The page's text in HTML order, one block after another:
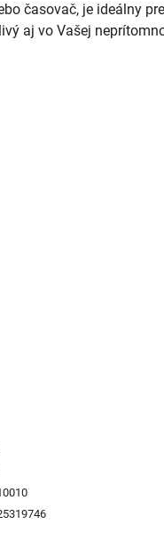
časovač, je ideálny
aj vo Vašej